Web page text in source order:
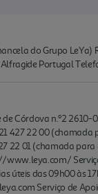
do Grupo LeYa)
Portugal
de Córdova n.º2
427 22 00 (chamada
22 01 (chamada para
www.leya.com/
úteis das 09h00 às
Serviço de